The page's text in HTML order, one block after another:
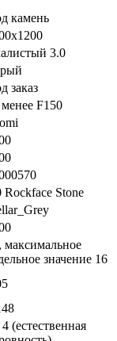
камень
3.0
заказ
F150
Rockface Stone
максимальное
значение 16
(естественная